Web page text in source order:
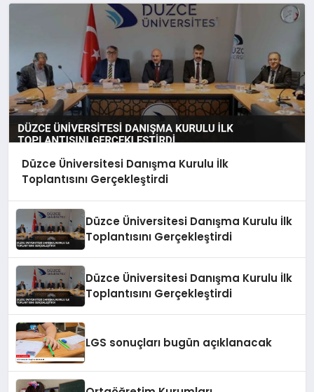
Düzce Üniversitesi Danışma Kurulu İlk
Toplantısını Gerçekleştirdi
Düzce Üniversitesi Danışma Kurulu İlk
Toplantısını Gerçekleştirdi
Düzce Üniversitesi Danışma Kurulu İlk
Toplantısını Gerçekleştirdi
LGS sonuçları bugün açıklanacak